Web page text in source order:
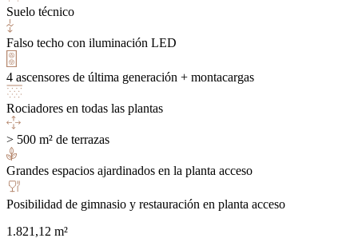
Suelo técnico
Falso techo con iluminación LED
4 ascensores de última generación + montacargas
Rociadores en todas las plantas
> 500 m² de terrazas
Grandes espacios ajardinados en la planta acceso
Posibilidad de gimnasio y restauración en planta acceso
1.821,12 m²